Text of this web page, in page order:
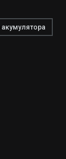
акумулятора